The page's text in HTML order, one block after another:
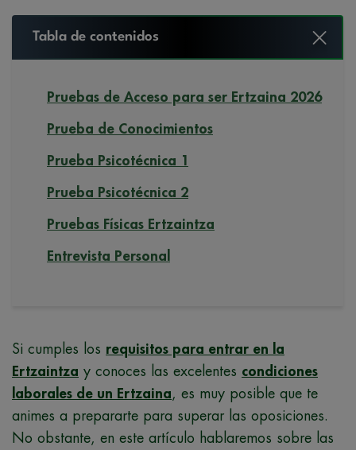
Tabla de contenidos
Pruebas de Acceso para ser Ertzaina 2026
Prueba de Conocimientos
Prueba Psicotécnica 1
Prueba Psicotécnica 2
Pruebas Físicas Ertzaintza
Entrevista Personal
Si cumples los requisitos para entrar en la
Ertzaintza y conoces las excelentes condiciones
laborales de un Ertzaina, es muy posible que te
animes a prepararte para superar las oposiciones.
No obstante, en este artículo hablaremos sobre las